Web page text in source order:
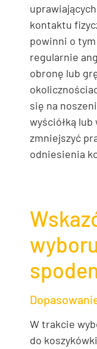
kontaktu
powinni o
regularnie
obronę lub
się na
wyściółką
zmniejszyć
odniesienia
W trakcie
do